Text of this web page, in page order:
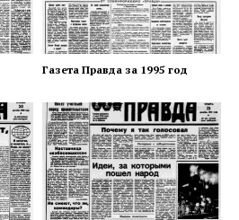
Газета Правда за 1995 год